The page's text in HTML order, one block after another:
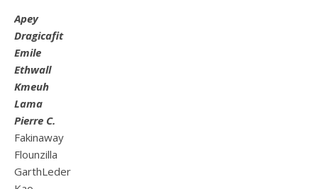
Apey
Dragicafit
Emile
Ethwall
Kmeuh
Lama
Pierre C.
Fakinaway
Flounzilla
GarthLeder